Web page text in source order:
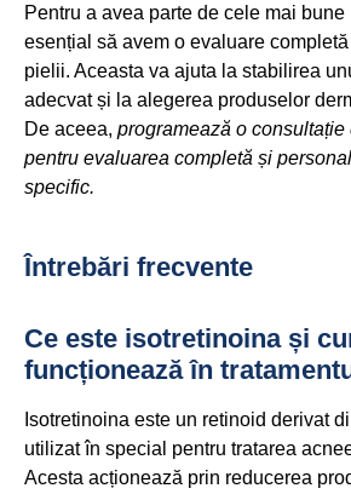
Pentru a avea parte de cele mai bune
esențial să avem o evaluare
pielii. Aceasta va ajuta la stabilirea
adecvat și la alegerea produselor
De aceea, programează o consultație
pentru evaluarea completă și
specific.
Întrebări frecvente
Ce este isotretinoina și
funcționează în
Isotretinoina este un retinoid derivat
utilizat în special pentru tratarea
Acesta acționează prin reducerea